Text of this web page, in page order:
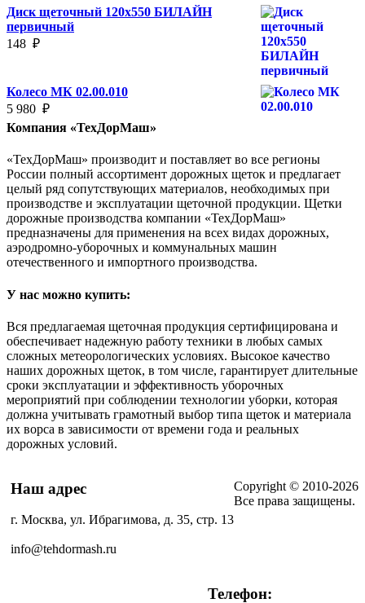
Диск щеточный 120х550 БИЛАЙН
первичный
148 ₽
Колесо МК 02.00.010
5 980 ₽
Компания «ТехДорМаш»
«ТехДорМаш» производит и поставляет во все регионы
России полный ассортимент дорожных щеток и предлагает
целый ряд сопутствующих материалов, необходимых при
производстве и эксплуатации щеточной продукции. Щетки
дорожные производства компании «ТехДорМаш»
предназначены для применения на всех видах дорожных,
аэродромно-уборочных и коммунальных машин
отечественного и импортного производства.
У нас можно купить:
Вся предлагаемая щеточная продукция сертифицирована и
обеспечивает надежную работу техники в любых самых
сложных метеорологических условиях. Высокое качество
наших дорожных щеток, в том числе, гарантирует длительные
сроки эксплуатации и эффективность уборочных
мероприятий при соблюдении технологии уборки, которая
должна учитывать грамотный выбор типа щеток и материала
их ворса в зависимости от времени года и реальных
дорожных условий.
Copyright © 2010-2026
Все права защищены.
Наш адрес
г. Москва, ул. Ибрагимова, д. 35, стр. 13
info@tehdormash.ru
Телефон: